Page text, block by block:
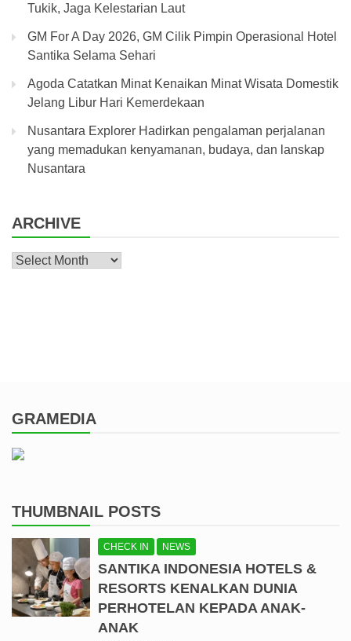
Tukik, Jaga Kelestarian Laut
GM For A Day 2026, GM Cilik Pimpin Operasional Hotel
Santika Selama Sehari
Agoda Catatkan Minat Kenaikan Minat Wisata Domestik
Jelang Libur Hari Kemerdekaan
Nusantara Explorer Hadirkan pengalaman perjalanan
yang memadukan kenyamanan, budaya, dan lanskap
Nusantara
ARCHIVE
Archive
GRAMEDIA
THUMBNAIL POSTS
CHECK IN NEWS
SANTIKA INDONESIA HOTELS &
RESORTS KENALKAN DUNIA
PERHOTELAN KEPADA ANAK-
ANAK